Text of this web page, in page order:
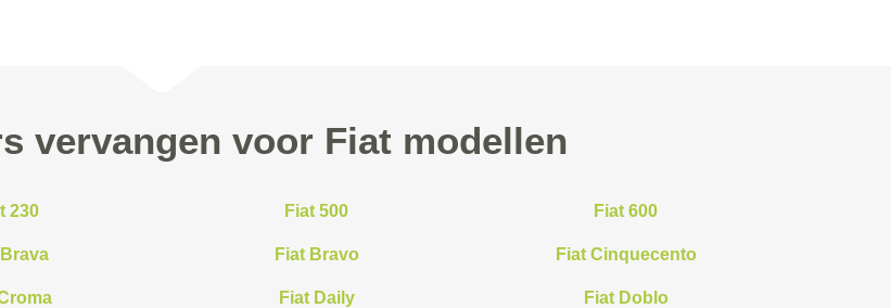
vervangen voor Fiat modellen
230 Fiat 500 Fiat 600
Fiat Bravo Fiat Cinquecento
Fiat Daily Fiat Doblo